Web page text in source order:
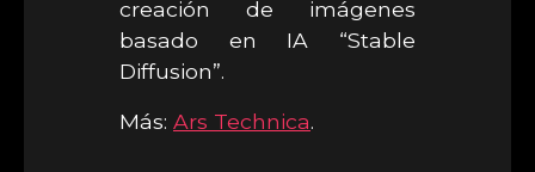
creación de imágenes
basado en IA “Stable
Diffusion”.
Más: Ars Technica.